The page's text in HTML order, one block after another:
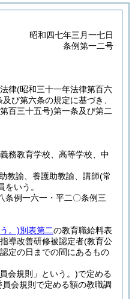
昭和四七年三月一七日
条例第一二号
律(昭和三十一年法律第百六
及び第六条の規定に基づき、
百三十五号)第一条及び第二
務教育学校、高等学校、中
教諭、養護助教諭、講師(常
をいう。
条例一六一・平二〇条例三
。)別表第二の教育職給料表
導改善研修被認定者(教育公
定の日までの間にあるもの
会規則」という。)で定める
会規則で定める額の教職調